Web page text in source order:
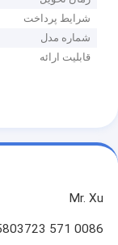
شرایط پرداخت
شماره مدل
قابلیت ارائه
Mr. Xu
0086 571 85803723